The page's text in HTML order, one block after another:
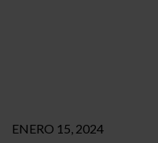
ENERO 15, 2024